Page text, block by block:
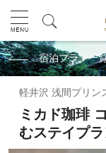
宿泊プラン一
軽井沢 浅間プリン
ミカド珈琲
むステイプ